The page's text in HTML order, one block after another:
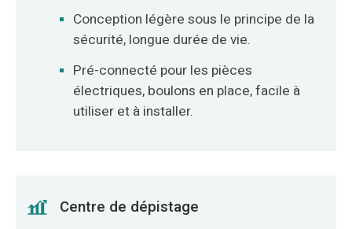
Conception légère sous le principe de la
sécurité, longue durée de vie.
Pré-connecté pour les pièces
électriques, boulons en place, facile à
utiliser et à installer.
Centre de dépistage